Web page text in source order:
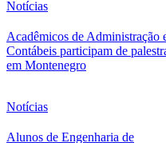
Notícias
Acadêmicos de Administração
Contábeis participam de
em Montenegro
Notícias
Alunos de Engenharia de